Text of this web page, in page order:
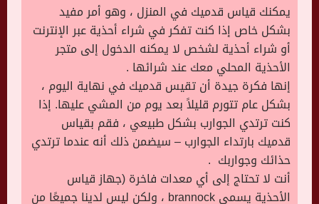
يمكنك قياس قدميك في المنزل ، وهو أمر مفيد
بشكل خاص إذا كنت تفكر في شراء أحذية عبر الإنترنت
أو شراء أحذية لشخص لا يمكنه الدخول إلى متجر
الأحذية المحلي معك عند شرائها .
إنها فكرة جيدة أن تقيس قدميك في نهاية اليوم ،
بشكل عام تتورم قليلاً بعد يوم من المشي عليها. إذا
كنت ترتدي الجوارب بشكل طبيعي ، فقم بقياس
قدميك بارتداء الجوارب – سيضمن ذلك أنه عندما ترتدي
حذائك وجواربك .
أنت لا تحتاج إلى أي معدات فاخرة (جهاز قياس
الأحذية يسمى brannock ، ولكن ليس لدينا جميعًا من